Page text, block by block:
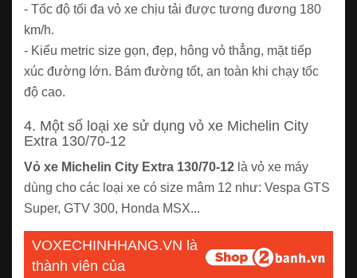
- Tốc độ tối đa vỏ xe chịu tải được tương đương 180
km/h.
- Kiểu metric size gọn, đẹp, hông vỏ thẳng, mặt tiếp
xúc đường lớn. Bám đường tốt, an toàn khi chạy tốc
độ cao.
4. Một số loại xe sử dụng vỏ xe Michelin City
Extra 130/70-12
Vỏ xe Michelin City Extra 130/70-12 là vỏ xe máy
dùng cho các loại xe có size mâm 12 như: Vespa GTS
Super, GTV 300, Honda MSX...
VOXECHINHHANG.VN là
thành viên của